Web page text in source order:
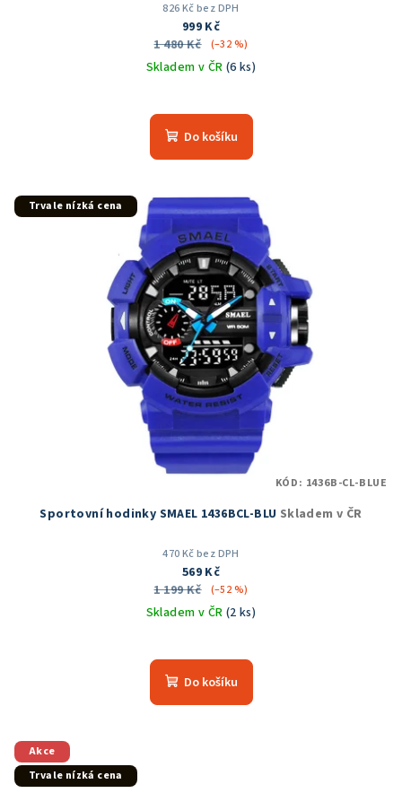
826 Kč bez DPH
999 Kč
1 480 Kč
(–32 %)
Skladem v ČR (6 ks)
hodnocení
produktu
5
hvězdiček.
Do košíku
Trvale nízká cena
Sportovní hodinky SMAEL 1436BCL-BLU Skladem v ČR
470 Kč bez DPH
569 Kč
1 199 Kč
(–52 %)
Skladem v ČR (2 ks)
hodnocení
produktu
Do košíku
KÓD: 1436B-CL-BLUE
Akce
Trvale nízká cena